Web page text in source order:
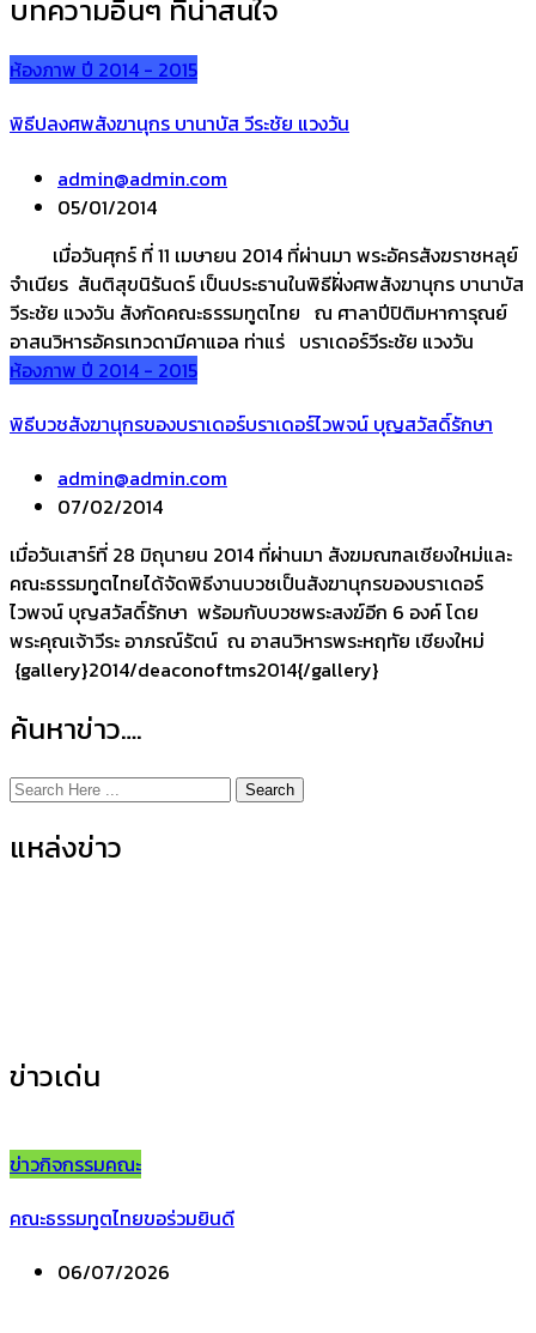
บทความอื่นๆ ที่น่าสนใจ
ห้องภาพ ปี 2014 - 2015
พิธีปลงศพสังฆานุกร บานาบัส วีระชัย แวงวัน
admin@admin.com
05/01/2014
เมื่อวันศุกร์ ที่ 11 เมษายน 2014 ที่ผ่านมา พระอัครสังฆราชหลุย์
จำเนียร สันติสุขนิรันดร์ เป็นประธานในพิธีฝั่งศพสังฆานุกร บานาบัส
วีระชัย แวงวัน สังกัดคณะธรรมทูตไทย ณ ศาลาปีปิติมหาการุณย์
อาสนวิหารอัครเทวดามีคาแอล ท่าแร่ บราเดอร์วีระชัย แวงวัน
ห้องภาพ ปี 2014 - 2015
พิธีบวชสังฆานุกรของบราเดอร์บราเดอร์ไวพจน์ บุญสวัสดิ์รักษา
admin@admin.com
07/02/2014
เมื่อวันเสาร์ที่ 28 มิถุนายน 2014 ที่ผ่านมา สังฆมณฑลเชียงใหม่และ
คณะธรรมทูตไทยได้จัดพิธีงานบวชเป็นสังฆานุกรของบราเดอร์
ไวพจน์ บุญสวัสดิ์รักษา พร้อมกับบวชพระสงฆ์อีก 6 องค์ โดย
พระคุณเจ้าวีระ อาภรณ์รัตน์ ณ อาสนวิหารพระหฤทัย เชียงใหม่
{gallery}2014/deaconoftms2014{/gallery}
ค้นหาข่าว….
Search
แหล่งข่าว
ข่าวเด่น
ข่าวกิจกรรมคณะ
คณะธรรมทูตไทยขอร่วมยินดี
06/07/2026